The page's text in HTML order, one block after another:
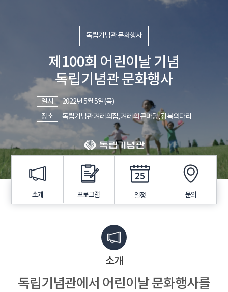
독립기념관 문화행사
제100회 어린이날 기념
독립기념관 문화행사
일시
2022년 5월 5일(목)
장소
독립기념관 겨레의집, 겨레의 큰마당, 광복의다리
소개 프로그램 일정 문의
소개
독립기념관에서 어린이날 문화행사를